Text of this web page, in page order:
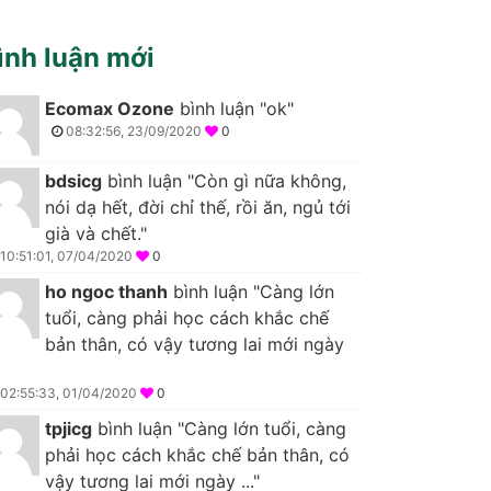
luận mới
Ecomax Ozone bình luận "ok"
08:32:56, 23/09/2020 0
bdsicg bình luận "Còn gì nữa không,
nói dạ hết, đời chỉ thế, rồi ăn, ngủ tới
già và chết."
10:51:01, 07/04/2020 0
ho ngoc thanh bình luận "Càng lớn
tuổi, càng phải học cách khắc chế
bản thân, có vậy tương lai mới ngày
02:55:33, 01/04/2020 0
tpjicg bình luận "Càng lớn tuổi, càng
phải học cách khắc chế bản thân, có
vậy tương lai mới ngày ..."